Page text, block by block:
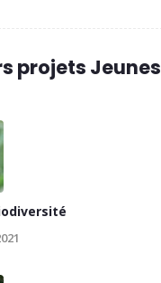
projets Jeunes